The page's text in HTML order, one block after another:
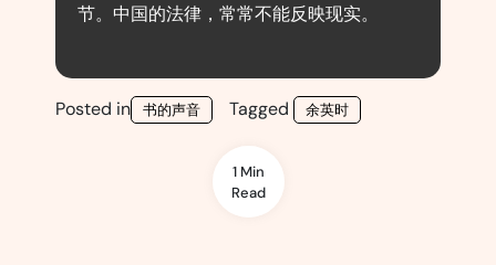
1 Min
Read
节。中国的法律，常常不能反映现实。
Posted in 书的声音 Tagged 余英时